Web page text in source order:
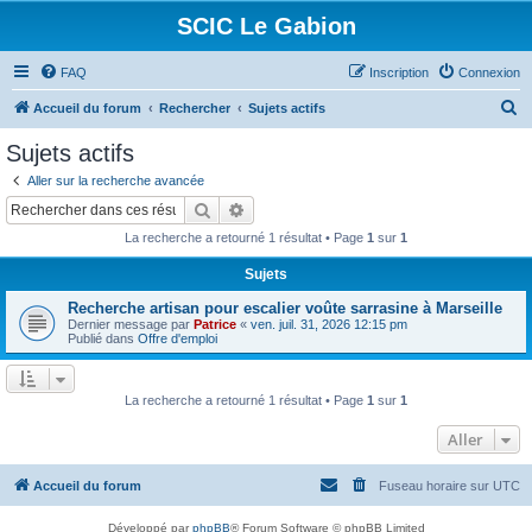
SCIC Le Gabion
FAQ Connexion
Inscription
Accueil du forum Rechercher Sujets actifs
r
Sujets actifs
Aller sur la recherche avancée
Rechercher
La recherche a retourné 1 résultat • Page 1 sur 1
Sujets
Recherche artisan pour escalier voûte sarrasine à Marseille
Dernier message par Patrice « ven. juil. 31, 2026 12:15 pm
Publié dans Offre d'emploi
La recherche a retourné 1 résultat • Page 1 sur 1
Aller
Accueil du forum Fuseau horaire sur UTC
Développé parphpBB® Forum Software © phpBB Limited